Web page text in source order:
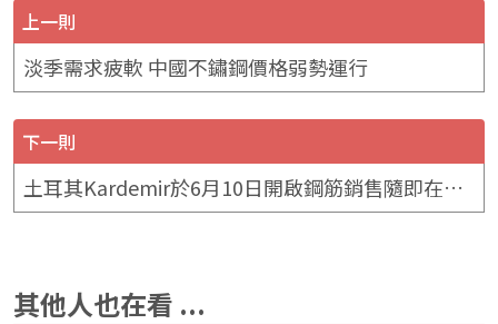
上一則
淡季需求疲軟 中國不鏽鋼價格弱勢運行
下一則
土耳其Kardemir於6月10日開啟鋼筋銷售隨即在一小時內宣告完售
其他人也在看 ...